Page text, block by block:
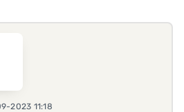
2023 11:18